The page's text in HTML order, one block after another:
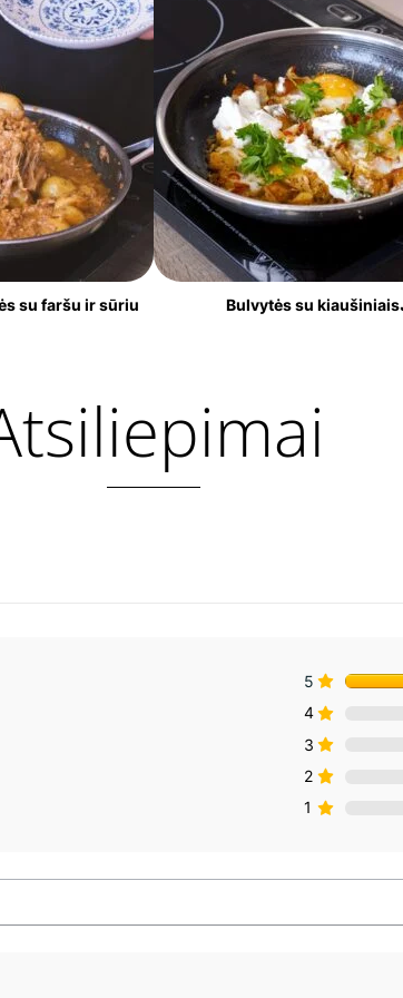
su faršu ir sūriu Bulvytės su
5
4
3
2
1